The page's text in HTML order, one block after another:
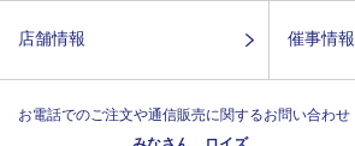
店舗情報 催事情報
お電話でのご注文や通信販売に関するお問い合わせ